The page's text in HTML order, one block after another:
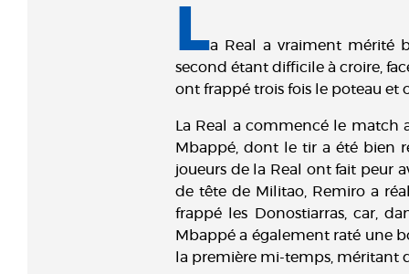
La Real a vraiment mérité
second étant difficile à croire,
ont frappé trois fois le poteau et
La Real a commencé le match
Mbappé, dont le tir a été bien
joueurs de la Real ont fait peur
de tête de Militao, Remiro a
frappé les Donostiarras, car,
Mbappé a également raté une
la première mi-temps, méritant